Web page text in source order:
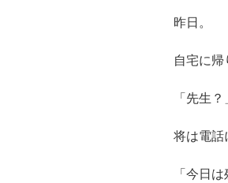
昨日。
自宅に帰
「先生？
将は電話
「今日